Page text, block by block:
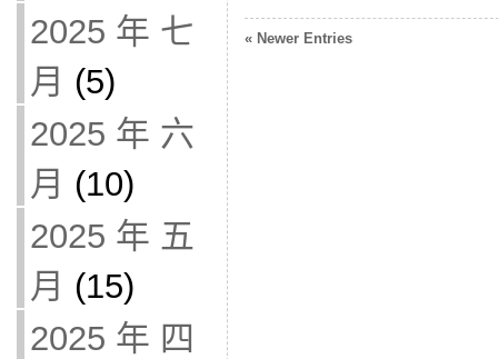
2025 年 七
月 (5)
2025 年 六
月 (10)
2025 年 五
月 (15)
2025 年 四
« Newer Entries